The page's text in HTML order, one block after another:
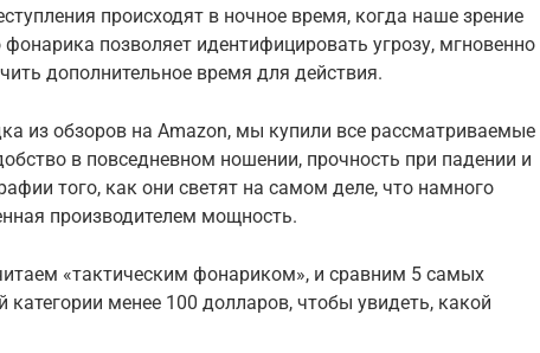
происходят в ночное время, когда наше зрение
позволяет идентифицировать угрозу, мгновенно
дополнительное время для действия.
из обзоров на Amazon, мы купили все рассматриваемые
в повседневном ношении, прочность при падении и
того, как они светят на самом деле, что намного
производителем мощность.
«тактическим фонариком», и сравним 5 самых
категории менее 100 долларов, чтобы увидеть, какой